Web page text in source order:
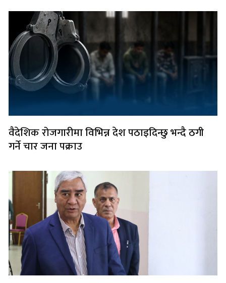
वैदेशिक रोजगारीमा विभिन्न देश पठाइदिन्छु भन्दै ठगी
गर्ने चार जना पक्राउ